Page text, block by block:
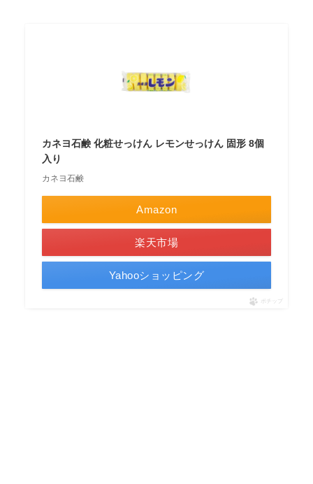
カネヨ石鹸 化粧せっけん レモンせっけん 固形 8個
入り
カネヨ石鹸
Amazon
楽天市場
Yahooショッピング
ポチップ